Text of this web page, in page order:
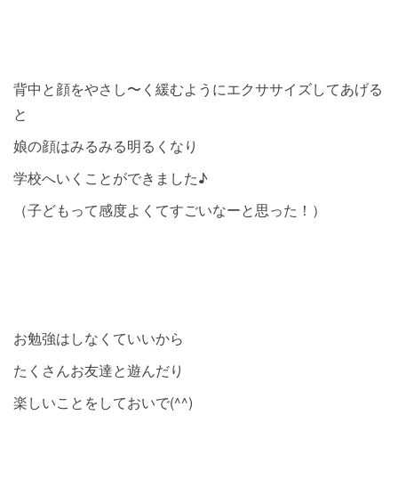
背中と顔をやさし〜く緩むようにエクササイズしてあげる
と
娘の顔はみるみる明るくなり
学校へいくことができました♪
（子どもって感度よくてすごいなーと思った！）
お勉強はしなくていいから
たくさんお友達と遊んだり
楽しいことをしておいで(^^)